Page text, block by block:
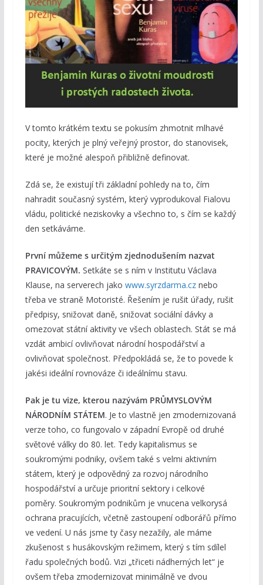
V tomto krátkém textu se pokusím zhmotnit mlhavé
pocity, kterých je plný veřejný prostor, do stanovisek,
které je možné alespoň přibližně definovat.
Zdá se, že existují tři základní pohledy na to, čím
nahradit současný systém, který vyprodukoval Fialovu
vládu, politické neziskovky a všechno to, s čím se každý
den setkáváme.
První můžeme s určitým zjednodušením nazvat
PRAVICOVÝM. Setkáte se s ním v Institutu Václava
Klause, na serverech jako www.syrzdarma.cznebo
třeba ve straně Motoristé. Řešením je rušit úřady, rušit
předpisy, snižovat daně, snižovat sociální dávky a
omezovat státní aktivity ve všech oblastech. Stát se má
vzdát ambicí ovlivňovat národní hospodářství a
ovlivňovat společnost. Předpokládá se, že to povede k
jakési ideální rovnováze či ideálnímu stavu.
Pak je tu vize, kterou nazývám PRŮMYSLOVÝM
NÁRODNÍM STÁTEM. Je to vlastně jen zmodernizovaná
verze toho, co fungovalo v západní Evropě od druhé
světové války do 80. let. Tedy kapitalismus se
soukromými podniky, ovšem také s velmi aktivním
státem, který je odpovědný za rozvoj národního
hospodářství a určuje prioritní sektory i celkové
poměry. Soukromým podnikům je vnucena velkorysá
ochrana pracujících, včetně zastoupení odborářů přímo
ve vedení. U nás jsme ty časy nezažily, ale máme
zkušenost s husákovským režimem, který s tím sdílel
řadu společných bodů. Vizi „třiceti nádherných let“ je
ovšem třeba zmodernizovat minimálně ve dvou